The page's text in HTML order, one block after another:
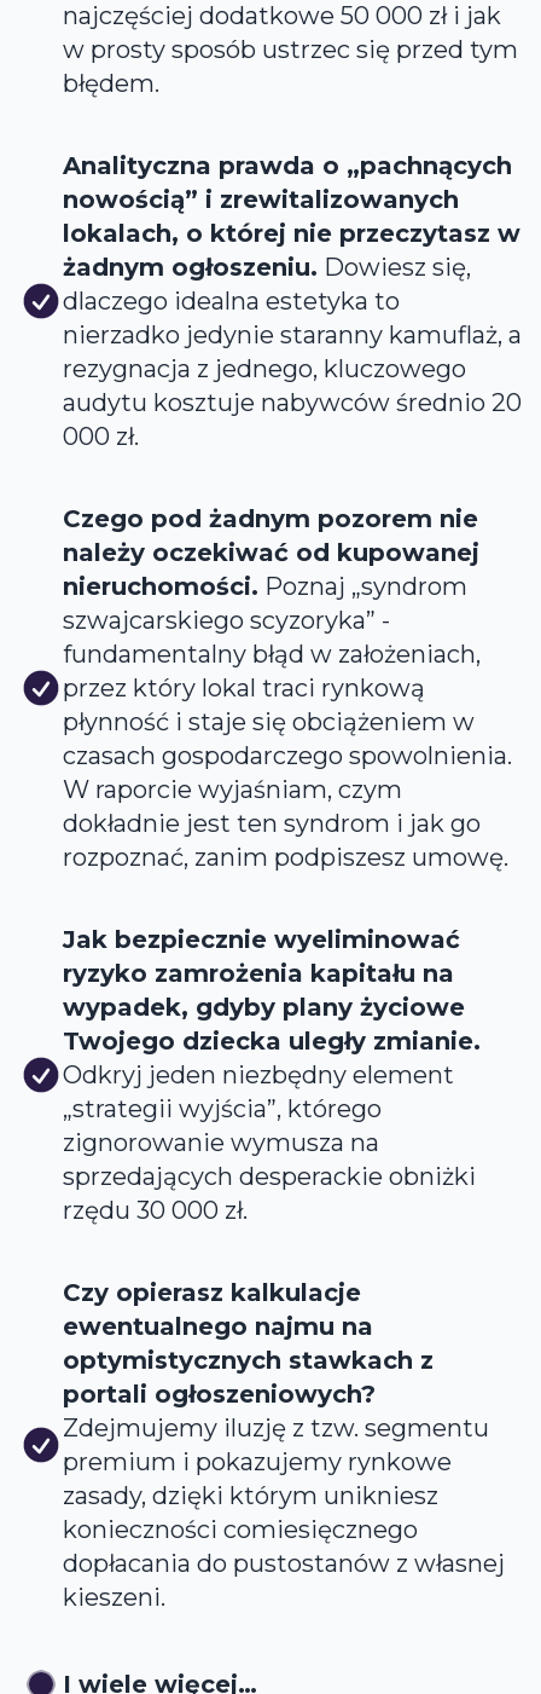
najczęściej dodatkowe 50 000 zł i jak
w prosty sposób ustrzec się przed tym
błędem.
Analityczna prawda o „pachnących
nowością” i zrewitalizowanych
lokalach, o której nie przeczytasz w
żadnym ogłoszeniu. Dowiesz się,
dlaczego idealna estetyka to
nierzadko jedynie staranny kamuflaż, a
rezygnacja z jednego, kluczowego
audytu kosztuje nabywców średnio 20
000 zł.
Czego pod żadnym pozorem nie
należy oczekiwać od kupowanej
nieruchomości. Poznaj „syndrom
szwajcarskiego scyzoryka” -
fundamentalny błąd w założeniach,
przez który lokal traci rynkową
płynność i staje się obciążeniem w
czasach gospodarczego spowolnienia.
W raporcie wyjaśniam, czym
dokładnie jest ten syndrom i jak go
rozpoznać, zanim podpiszesz umowę.
Jak bezpiecznie wyeliminować
ryzyko zamrożenia kapitału na
wypadek, gdyby plany życiowe
Twojego dziecka uległy zmianie.
Odkryj jeden niezbędny element
„strategii wyjścia”, którego
zignorowanie wymusza na
sprzedających desperackie obniżki
rzędu 30 000 zł.
Czy opierasz kalkulacje
ewentualnego najmu na
optymistycznych stawkach z
portali ogłoszeniowych?
Zdejmujemy iluzję z tzw. segmentu
premium i pokazujemy rynkowe
zasady, dzięki którym unikniesz
konieczności comiesięcznego
dopłacania do pustostanów z własnej
kieszeni.
I wiele więcej…